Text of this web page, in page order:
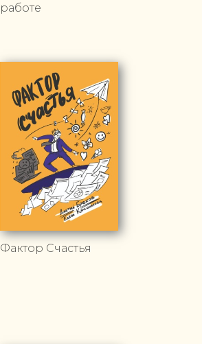
работе
Фактор Счастья